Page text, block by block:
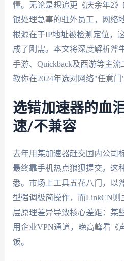
懂。无论是想追更《庆余年2
银处理急事的驻外员工，网络
根源在于IP地址被检测定位，
成了刚需。本文将深度解析斧
手游、Quickback及西游等主
教你在2024年选对网络"任意门"
选错加速器的血
速/不兼容
去年用某加速器赶交国内公司
最终靠手机热点狼狈提交。这
悉。市场上工具五花八门，以
型强调极简操作，而LinkCN
层原理差异导致核心差距：某
用企业VPN通道，晚高峰看《
饭。